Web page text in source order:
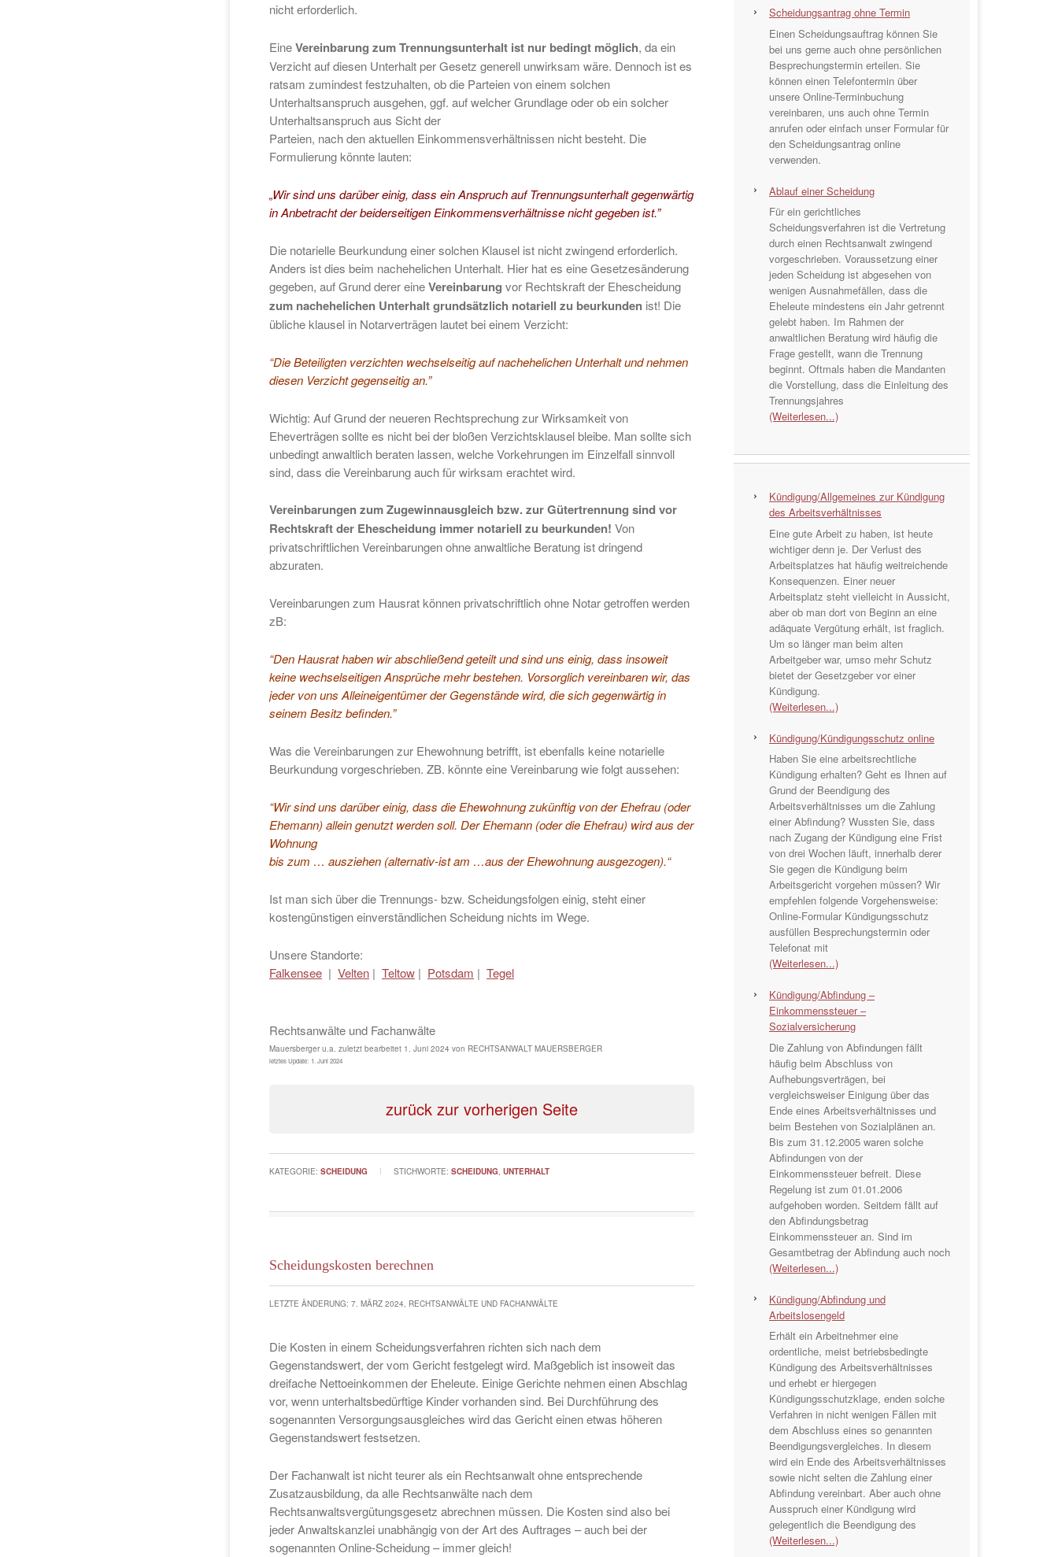
nicht erforderlich.
EineVereinbarung zum Trennungsunterhalt ist nur bedingt möglich, da ein
Verzicht auf diesen Unterhalt per Gesetz generell unwirksam wäre. Dennoch ist es
ratsam zumindest festzuhalten, ob die Parteien von einem solchen
Unterhaltsanspruch ausgehen, ggf. auf welcher Grundlage oder ob ein solcher
Unterhaltsanspruch aus Sicht der
Parteien, nach den aktuellen Einkommensverhältnissen nicht besteht. Die
Formulierung könnte lauten:
„Wir sind uns darüber einig, dass ein Anspruch auf Trennungsunterhalt gegenwärtig
in Anbetracht der beiderseitigen Einkommensverhältnisse nicht gegeben ist.”
Die notarielle Beurkundung einer solchen Klausel ist nicht zwingend erforderlich.
Anders ist dies beim nachehelichen Unterhalt. Hier hat es eine Gesetzesänderung
gegeben, auf Grund derer eineVereinbarung vor Rechtskraft der Ehescheidung
zum nachehelichen Unterhalt grundsätzlich notariell zu beurkunden ist! Die
übliche klausel in Notarverträgen lautet bei einem Verzicht:
“Die Beteiligten verzichten wechselseitig auf nachehelichen Unterhalt und nehmen
diesen Verzicht gegenseitig an.”
Wichtig: Auf Grund der neueren Rechtsprechung zur Wirksamkeit von
Eheverträgen sollte es nicht bei der bloßen Verzichtsklausel bleibe. Man sollte sich
unbedingt anwaltlich beraten lassen, welche Vorkehrungen im Einzelfall sinnvoll
sind, dass die Vereinbarung auch für wirksam erachtet wird.
Vereinbarungen zum Zugewinnausgleich bzw. zur Gütertrennung sind vor
Rechtskraft der Ehescheidung immer notariell zu beurkunden! Von
privatschriftlichen Vereinbarungen ohne anwaltliche Beratung ist dringend
abzuraten.
Vereinbarungen zum Hausrat können privatschriftlich ohne Notar getroffen werden
zB:
“Den Hausrat haben wir abschließend geteilt und sind uns einig, dass insoweit
keine wechselseitigen Ansprüche mehr bestehen. Vorsorglich vereinbaren wir, das
jeder von uns Alleineigentümer der Gegenstände wird, die sich gegenwärtig in
seinem Besitz befinden.”
Was die Vereinbarungen zur Ehewohnung betrifft, ist ebenfalls keine notarielle
Beurkundung vorgeschrieben. ZB. könnte eine Vereinbarung wie folgt aussehen:
“Wir sind uns darüber einig, dass die Ehewohnung zukünftig von der Ehefrau (oder
Ehemann) allein genutzt werden soll. Der Ehemann (oder die Ehefrau) wird aus der
Wohnung
bis zum … ausziehen (alternativ-ist am …aus der Ehewohnung ausgezogen).“
Ist man sich über die Trennungs- bzw. Scheidungsfolgen einig, steht einer
kostengünstigen einverständlichen Scheidung nichts im Wege.
Unsere Standorte:
Falkensee | Velten | Teltow | Potsdam | Tegel
Rechtsanwälte und Fachanwälte
Mauersberger u.a. zuletzt bearbeitet 1. Juni 2024 von RECHTSANWALT MAUERSBERGER
letztes Update: 1. Juni 2024
zurück zur vorherigen Seite
KATEGORIE: SCHEIDUNG STICHWORTE: SCHEIDUNG UNTERHALT
Scheidungskosten berechnen
LETZTE ÄNDERUNG: 7. MÄRZ 2024, RECHTSANWÄLTE UND FACHANWÄLTE
Die Kosten in einem Scheidungsverfahren richten sich nach dem
Gegenstandswert, der vom Gericht festgelegt wird. Maßgeblich ist insoweit das
dreifache Nettoeinkommen der Eheleute. Einige Gerichte nehmen einen Abschlag
vor, wenn unterhaltsbedürftige Kinder vorhanden sind. Bei Durchführung des
sogenannten Versorgungsausgleiches wird das Gericht einen etwas höheren
Gegenstandswert festsetzen.
Der Fachanwalt ist nicht teurer als ein Rechtsanwalt ohne entsprechende
Zusatzausbildung, da alle Rechtsanwälte nach dem
Rechtsanwaltsvergütungsgesetz abrechnen müssen. Die Kosten sind also bei
jeder Anwaltskanzlei unabhängig von der Art des Auftrages – auch bei der
sogenannten Online-Scheidung – immer gleich!
Scheidungsantrag ohne Termin
Einen Scheidungsauftrag können Sie
bei uns gerne auch ohne persönlichen
Besprechungstermin erteilen. Sie
können einen Telefontermin über
unsere Online-Terminbuchung
vereinbaren, uns auch ohne Termin
anrufen oder einfach unser Formular für
den Scheidungsantrag online
verwenden.
Ablauf einer Scheidung
Für ein gerichtliches
Scheidungsverfahren ist die Vertretung
durch einen Rechtsanwalt zwingend
vorgeschrieben. Voraussetzung einer
jeden Scheidung ist abgesehen von
wenigen Ausnahmefällen, dass die
Eheleute mindestens ein Jahr getrennt
gelebt haben. Im Rahmen der
anwaltlichen Beratung wird häufig die
Frage gestellt, wann die Trennung
beginnt. Oftmals haben die Mandanten
die Vorstellung, dass die Einleitung des
Trennungsjahres
(Weiterlesen...)
Kündigung/Allgemeines zur Kündigung
des Arbeitsverhältnisses
Eine gute Arbeit zu haben, ist heute
wichtiger denn je. Der Verlust des
Arbeitsplatzes hat häufig weitreichende
Konsequenzen. Einer neuer
Arbeitsplatz steht vielleicht in Aussicht,
aber ob man dort von Beginn an eine
adäquate Vergütung erhält, ist fraglich.
Um so länger man beim alten
Arbeitgeber war, umso mehr Schutz
bietet der Gesetzgeber vor einer
Kündigung.
(Weiterlesen...)
Kündigung/Kündigungsschutz online
Haben Sie eine arbeitsrechtliche
Kündigung erhalten? Geht es Ihnen auf
Grund der Beendigung des
Arbeitsverhältnisses um die Zahlung
einer Abfindung? Wussten Sie, dass
nach Zugang der Kündigung eine Frist
von drei Wochen läuft, innerhalb derer
Sie gegen die Kündigung beim
Arbeitsgericht vorgehen müssen? Wir
empfehlen folgende Vorgehensweise:
Online-Formular Kündigungsschutz
ausfüllen Besprechungstermin oder
Telefonat mit
(Weiterlesen...)
Kündigung/Abfindung –
Einkommenssteuer –
Sozialversicherung
Die Zahlung von Abfindungen fällt
häufig beim Abschluss von
Aufhebungsverträgen, bei
vergleichsweiser Einigung über das
Ende eines Arbeitsverhältnisses und
beim Bestehen von Sozialplänen an.
Bis zum 31.12.2005 waren solche
Abfindungen von der
Einkommenssteuer befreit. Diese
Regelung ist zum 01.01.2006
aufgehoben worden. Seitdem fällt auf
den Abfindungsbetrag
Einkommenssteuer an. Sind im
Gesamtbetrag der Abfindung auch noch
(Weiterlesen...)
Kündigung/Abfindung und
Arbeitslosengeld
Erhält ein Arbeitnehmer eine
ordentliche, meist betriebsbedingte
Kündigung des Arbeitsverhältnisses
und erhebt er hiergegen
Kündigungsschutzklage, enden solche
Verfahren in nicht wenigen Fällen mit
dem Abschluss eines so genannten
Beendigungsvergleiches. In diesem
wird ein Ende des Arbeitsverhältnisses
sowie nicht selten die Zahlung einer
Abfindung vereinbart. Aber auch ohne
Ausspruch einer Kündigung wird
gelegentlich die Beendigung des
(Weiterlesen...)